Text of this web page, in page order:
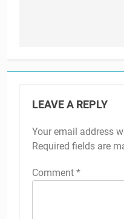
LEAVE A REPLY
Your email address
Required fields are
Comment *